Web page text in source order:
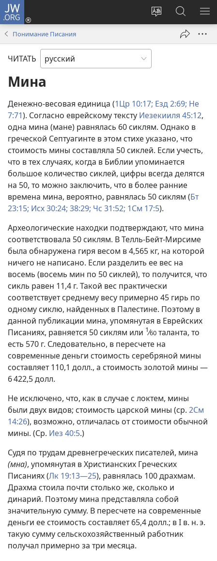
JW.ORG
Изменить
Войти
(открывается
окне)
Поиск
по
jw.org
Понимание Писания
ЧИТАТЬ
Мина
Денежно-весовая единица (1Цр 10:17; Езд 2:69; Не
7:71). Согласно еврейскому тексту Иезекииля 45:12,
одна мина (мане) равнялась 60 сиклям. Однако в
греческой Септуагинте в этом стихе указано, что
стоимость мины составляла 50 сиклей. Если учесть,
что в тех случаях, когда в Библии упоминается
большое количество сиклей, цифры всегда делятся
на 50, то можно заключить, что в более ранние
времена мина, вероятно, равнялась 50 сиклям (Бт
23:15; Исх 30:24; 38:29; Чс 31:52; 1См 17:5).
Археологические находки подтверждают, что мина
соответствовала 50 сиклям. В Телль-Бейт-Мирсиме
была обнаружена гиря весом в 4,565 кг, на которой
ничего не написано. Если разделить ее вес на
восемь (восемь мин по 50 сиклей), то получится, что
сикль равен 11,4 г. Такой вес практически
соответствует среднему весу примерно 45 гирь по
одному сиклю, найденных в Палестине. Поэтому в
данной публикации мина, упомянутая в Еврейских
Писаниях, равняется 50 сиклям или 1⁄60 таланта, то
есть 570 г. Следовательно, в пересчете на
современные деньги стоимость серебряной мины
составляет 110,1 долл., а стоимость золотой мины —
6 422,5 долл.
Не исключено, что, как в случае с локтем, мины
были двух видов; стоимость царской мины (ср. 2См
14:26), возможно, отличалась от стоимости обычной
мины. (Ср. Иез 40:5.)
Судя по трудам древнегреческих писателей, мина
(мна), упомянутая в Христианских Греческих
Писаниях (Лк 19:13—25), равнялась 100 драхмам.
Драхма стоила почти столько же, сколько и
динарий. Поэтому мина представляла собой
значительную сумму. В пересчете на современные
деньги ее стоимость составляет 65,4 долл.; в I в. н. э.
такую сумму сельскохозяйственный работник
получал примерно за три месяца.